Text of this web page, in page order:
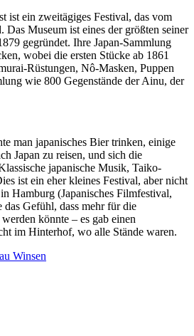
ist ein zweitägiges Festival, das vom
Das Museum ist eines der größten seiner
gegründet. Ihre Japan-Sammlung
wobei die ersten Stücke ab 1861
Rüstungen, Nô-Masken, Puppen
wie 800 Gegenstände der Ainu, der
man japanisches Bier trinken, einige
Japan zu reisen, und sich die
japanische Musik, Taiko-
ist ein eher kleines Festival, aber nicht
Hamburg (Japanisches Filmfestival,
Gefühl, dass mehr für die
könnte – es gab einen
im Hinterhof, wo alle Stände waren.
Winsen